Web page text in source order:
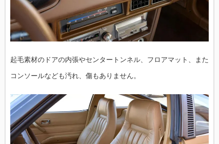
起毛素材のドアの内張やセンタートンネル、フロアマット、また
コンソールなども汚れ、傷もありません。